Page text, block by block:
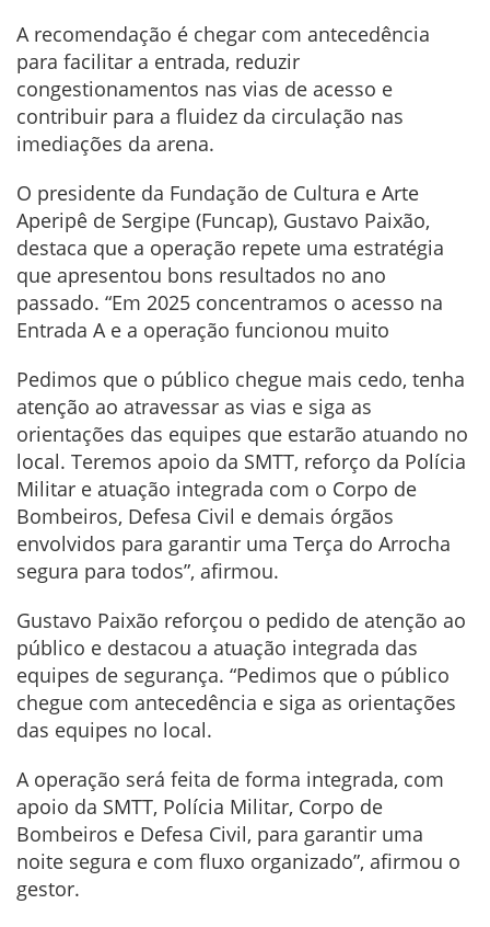
A recomendação é chegar com antecedência
para facilitar a entrada, reduzir
congestionamentos nas vias de acesso e
contribuir para a fluidez da circulação nas
imediações da arena.
O presidente da Fundação de Cultura e Arte
Aperipê de Sergipe (Funcap), Gustavo Paixão,
destaca que a operação repete uma estratégia
que apresentou bons resultados no ano
passado. “Em 2025 concentramos o acesso na
Entrada A e a operação funcionou muito
Pedimos que o público chegue mais cedo, tenha
atenção ao atravessar as vias e siga as
orientações das equipes que estarão atuando no
local. Teremos apoio da SMTT, reforço da Polícia
Militar e atuação integrada com o Corpo de
Bombeiros, Defesa Civil e demais órgãos
envolvidos para garantir uma Terça do Arrocha
segura para todos”, afirmou.
Gustavo Paixão reforçou o pedido de atenção ao
público e destacou a atuação integrada das
equipes de segurança. “Pedimos que o público
chegue com antecedência e siga as orientações
das equipes no local.
A operação será feita de forma integrada, com
apoio da SMTT, Polícia Militar, Corpo de
Bombeiros e Defesa Civil, para garantir uma
noite segura e com fluxo organizado”, afirmou o
gestor.